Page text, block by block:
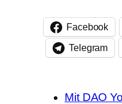
Facebook
Telegram
Mit DAO